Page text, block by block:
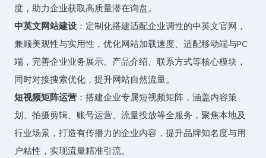
度，助力企业获取高质量潜在询盘。
中英文网站建设 ：定制化搭建适配企业调性的中英文官网，
兼顾美观性与实用性，优化网站加载速度、适配移动端与PC
端，完善企业业务展示、产品介绍、联系方式等核心模块，
同时对接搜索优化，提升网站自然流量。
短视频矩阵运营 ：搭建企业专属短视频矩阵，涵盖内容策
划、拍摄剪辑、账号运营、流量投放等全服务，聚焦本地及
行业场景，打造有传播力的企业内容，提升品牌知名度与用
户粘性，实现流量精准引流。